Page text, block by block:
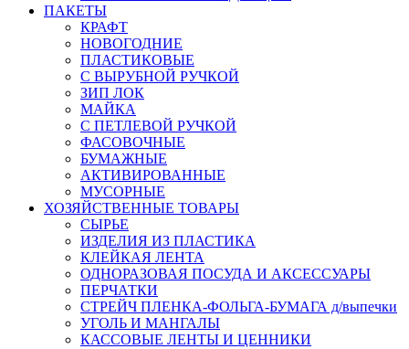
ПАКЕТЫ
КРАФТ
НОВОГОДНИЕ
ПЛАСТИКОВЫЕ
С ВЫРУБНОЙ РУЧКОЙ
ЗИП ЛОК
МАЙКА
С ПЕТЛЕВОЙ РУЧКОЙ
ФАСОВОЧНЫЕ
БУМАЖНЫЕ
АКТИВИРОВАННЫЕ
МУСОРНЫЕ
ХОЗЯЙСТВЕННЫЕ ТОВАРЫ
СЫРЬЕ
ИЗДЕЛИЯ ИЗ ПЛАСТИКА
КЛЕЙКАЯ ЛЕНТА
ОДНОРАЗОВАЯ ПОСУДА И АКСЕССУАРЫ
ПЕРЧАТКИ
СТРЕЙЧ ПЛЕНКА-ФОЛЬГА-БУМАГА д/выпечки
УГОЛЬ И МАНГАЛЫ
КАССОВЫЕ ЛЕНТЫ И ЦЕННИКИ